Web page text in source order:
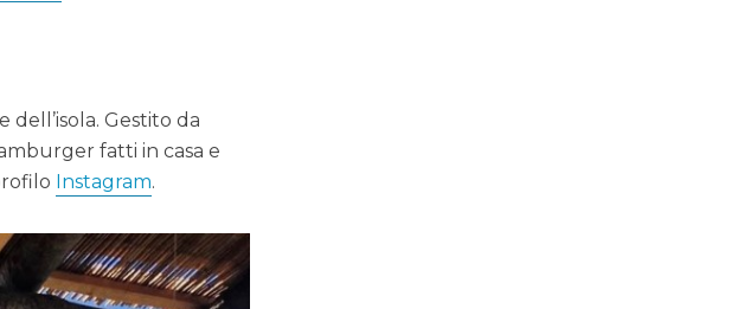
Gestito da
fatti in casa e
Instagram.